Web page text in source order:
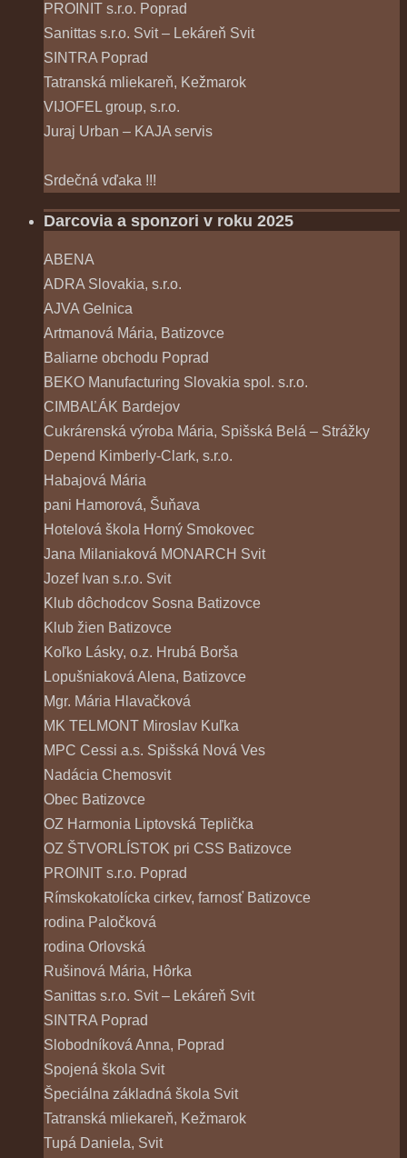
PROINIT s.r.o. Poprad
Sanittas s.r.o. Svit – Lekáreň Svit
SINTRA Poprad
Tatranská mliekareň, Kežmarok
VIJOFEL group, s.r.o.
Juraj Urban – KAJA servis
Srdečná vďaka !!!
Darcovia a sponzori v roku 2025
ABENA
ADRA Slovakia, s.r.o.
AJVA Gelnica
Artmanová Mária, Batizovce
Baliarne obchodu Poprad
BEKO Manufacturing Slovakia spol. s.r.o.
CIMBAĽÁK Bardejov
Cukrárenská výroba Mária, Spišská Belá – Strážky
Depend Kimberly-Clark, s.r.o.
Habajová Mária
pani Hamorová, Šuňava
Hotelová škola Horný Smokovec
Jana Milaniaková MONARCH Svit
Jozef Ivan s.r.o. Svit
Klub dôchodcov Sosna Batizovce
Klub žien Batizovce
Koľko Lásky, o.z. Hrubá Borša
Lopušniaková Alena, Batizovce
Mgr. Mária Hlavačková
MK TELMONT Miroslav Kuľka
MPC Cessi a.s. Spišská Nová Ves
Nadácia Chemosvit
Obec Batizovce
OZ Harmonia Liptovská Teplička
OZ ŠTVORLÍSTOK pri CSS Batizovce
PROINIT s.r.o. Poprad
Rímskokatolícka cirkev, farnosť Batizovce
rodina Paločková
rodina Orlovská
Rušinová Mária, Hôrka
Sanittas s.r.o. Svit – Lekáreň Svit
SINTRA Poprad
Slobodníková Anna, Poprad
Spojená škola Svit
Špeciálna základná škola Svit
Tatranská mliekareň, Kežmarok
Tupá Daniela, Svit